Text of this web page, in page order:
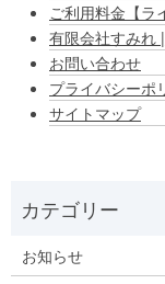
ご利用料金【ラ
有限会社すみれ
お問い合わせ
プライバシーポ
サイトマップ
お知らせ